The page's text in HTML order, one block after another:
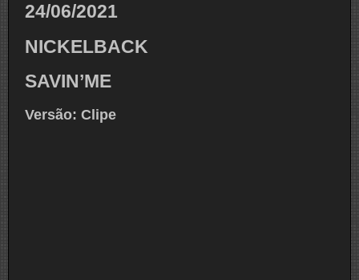
24/06/2021
NICKELBACK
SAVIN’ME
Versão: Clipe